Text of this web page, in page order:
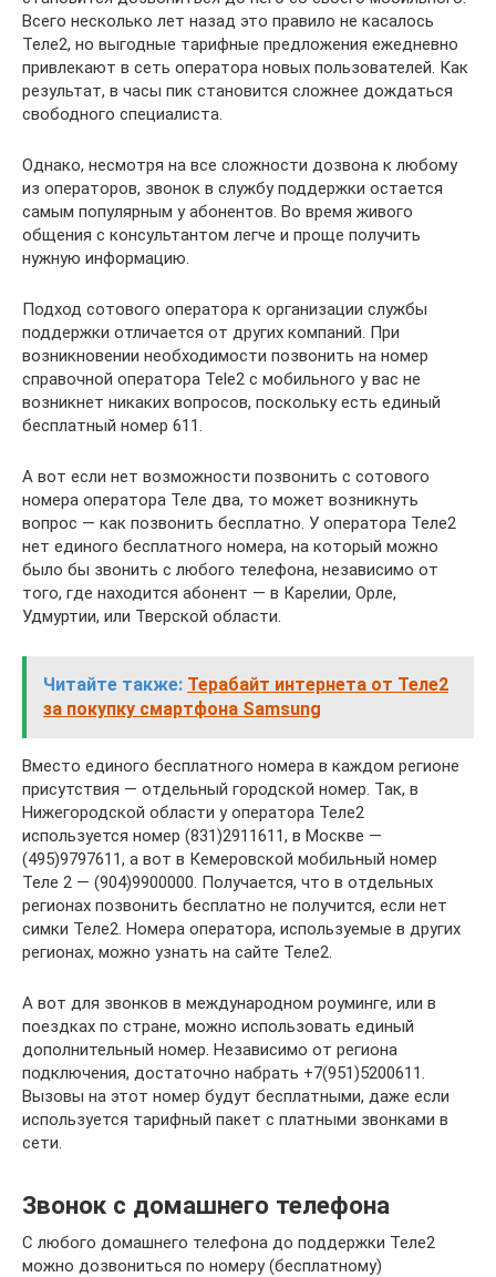
Всего несколько лет назад это правило не касалось
Теле2, но выгодные тарифные предложения ежедневно
привлекают в сеть оператора новых пользователей. Как
результат, в часы пик становится сложнее дождаться
свободного специалиста.
Однако, несмотря на все сложности дозвона к любому
из операторов, звонок в службу поддержки остается
самым популярным у абонентов. Во время живого
общения с консультантом легче и проще получить
нужную информацию.
Подход сотового оператора к организации службы
поддержки отличается от других компаний. При
возникновении необходимости позвонить на номер
справочной оператора Tele2 c мобильного у вас не
возникнет никаких вопросов, поскольку есть единый
бесплатный номер 611.
А вот если нет возможности позвонить с сотового
номера оператора Теле два, то может возникнуть
вопрос — как позвонить бесплатно. У оператора Теле2
нет единого бесплатного номера, на который можно
было бы звонить с любого телефона, независимо от
того, где находится абонент — в Карелии, Орле,
Удмуртии, или Тверской области.
Читайте также: Терабайт интернета от Теле2
за покупку смартфона Samsung
Вместо единого бесплатного номера в каждом регионе
присутствия — отдельный городской номер. Так, в
Нижегородской области у оператора Теле2
используется номер (831)2911611, в Москве —
(495)9797611, а вот в Кемеровской мобильный номер
Теле 2 — (904)9900000. Получается, что в отдельных
регионах позвонить бесплатно не получится, если нет
симки Теле2. Номера оператора, используемые в других
регионах, можно узнать на сайте Теле2.
А вот для звонков в международном роуминге, или в
поездках по стране, можно использовать единый
дополнительный номер. Независимо от региона
подключения, достаточно набрать +7(951)5200611.
Вызовы на этот номер будут бесплатными, даже если
используется тарифный пакет с платными звонками в
сети.
Звонок с домашнего телефона
С любого домашнего телефона до поддержки Теле2
можно дозвониться по номеру (бесплатному)